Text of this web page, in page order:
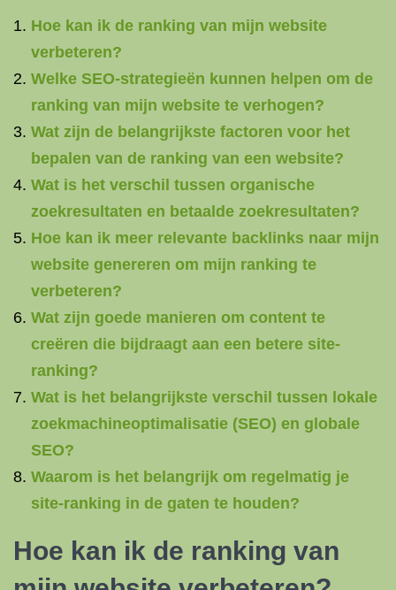
Hoe kan ik de ranking van mijn website
verbeteren?
Welke SEO-strategieën kunnen helpen om de
ranking van mijn website te verhogen?
Wat zijn de belangrijkste factoren voor het
bepalen van de ranking van een website?
Wat is het verschil tussen organische
zoekresultaten en betaalde zoekresultaten?
Hoe kan ik meer relevante backlinks naar mijn
website genereren om mijn ranking te
verbeteren?
Wat zijn goede manieren om content te
creëren die bijdraagt aan een betere site-
ranking?
Wat is het belangrijkste verschil tussen lokale
zoekmachineoptimalisatie (SEO) en globale
SEO?
Waarom is het belangrijk om regelmatig je
site-ranking in de gaten te houden?
Hoe kan ik de ranking van